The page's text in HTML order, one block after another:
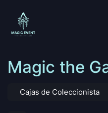
Magic the
Cajas de Coleccionista